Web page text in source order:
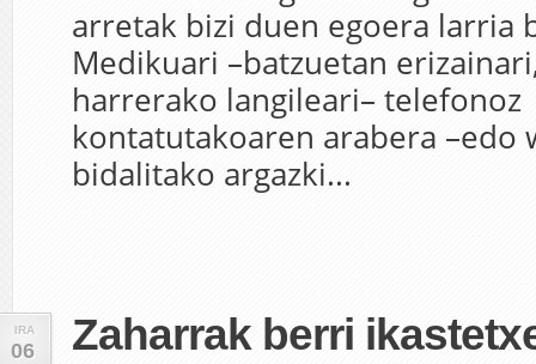
arretak bizi duen egoera larria
Medikuari –batzuetan
harrerako langileari– telefonoz
kontatutakoaren arabera –edo
bidalitako argazki...
IRA
06 Zaharrak berri